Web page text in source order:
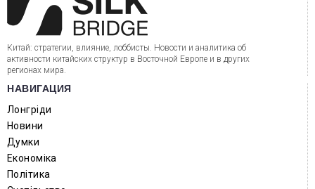
Китай: стратегии, влияние, лоббисты. Новости и аналитика об
активности китайских структур в Восточной Европе и в других
регионах мира.
НАВИГАЦИЯ
Лонгріди
Новини
Думки
Економіка
Політика